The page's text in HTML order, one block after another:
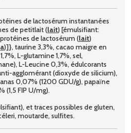
de lactosérum instantanées
de petitlait (lait) [émulsifiant:
de lactosérum (lait)
)]}, taurine 3,3%, cacao maigre en
L-glutamine 1,7%, sel,
L-Leucine 0,3%, édulcorants
agglomérant (dioxyde de silicium),
0,07% (1200 GDU/g), papaïne
(1,5 FIP U/mg).
et traces possibles de gluten,
moutarde, sulfites.